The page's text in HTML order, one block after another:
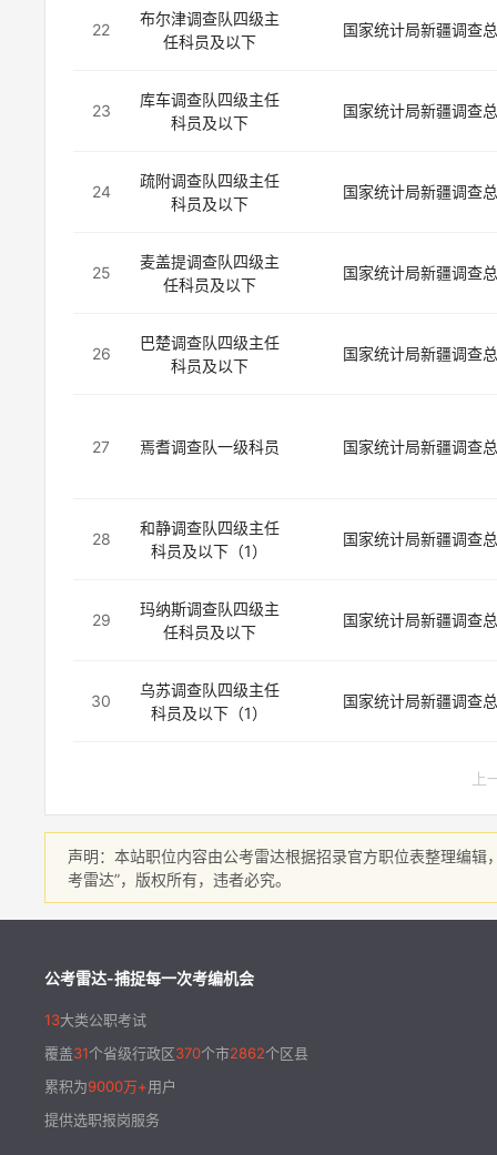
22
布尔津调查队四级主
任科员及以下
国家统计局新疆调查
23
库车调查队四级主任
科员及以下
国家统计局新疆调查
24
疏附调查队四级主任
科员及以下
国家统计局新疆调查
25
麦盖提调查队四级主
任科员及以下
国家统计局新疆调查
26
巴楚调查队四级主任
科员及以下
国家统计局新疆调查
27 焉耆调查队一级科员 国家统计局新疆调查
28
和静调查队四级主任
科员及以下（1）
国家统计局新疆调查
29
玛纳斯调查队四级主
任科员及以下
国家统计局新疆调查
30
乌苏调查队四级主任
科员及以下（1）
国家统计局新疆调查
上
声明：本站职位内容由公考雷达根据招录官方职位表整理编
考雷达”，版权所有，违者必究。
公考雷达-捕捉每一次考编机会
13大类公职考试
覆盖31个省级行政区370个市2862个区县
累积为9000万+用户
提供选职报岗服务